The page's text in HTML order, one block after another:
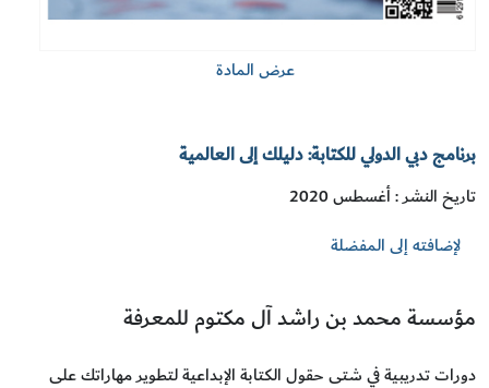
عرض المادة
برنامج دبي الدولي للكتابة: دليلك إلى العالمية
تاريخ النشر : أغسطس 2020
لإضافته إلى المفضلة
مؤسسة محمد بن راشد آل مكتوم للمعرفة
دورات تدريبية في شتى حقول الكتابة الإبداعية لتطوير مهاراتك على